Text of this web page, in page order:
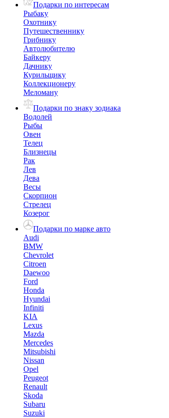
Подарки по интересам
Рыбаку
Охотнику
Путешественнику
Грибнику
Автолюбителю
Байкеру
Дачнику
Курильщику
Коллекционеру
Меломану
Подарки по знаку зодиака
Водолей
Рыбы
Овен
Телец
Близнецы
Рак
Лев
Дева
Весы
Скорпион
Стрелец
Козерог
Подарки по марке авто
Audi
BMW
Chevrolet
Citroen
Daewoo
Ford
Honda
Hyundai
Infiniti
KIA
Lexus
Mazda
Mercedes
Mitsubishi
Nissan
Opel
Peugeot
Renault
Skoda
Subaru
Suzuki